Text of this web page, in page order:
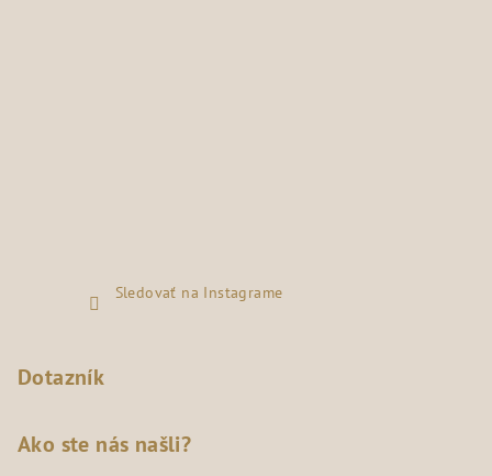
Sledovať na Instagrame
Dotazník
Ako ste nás našli?